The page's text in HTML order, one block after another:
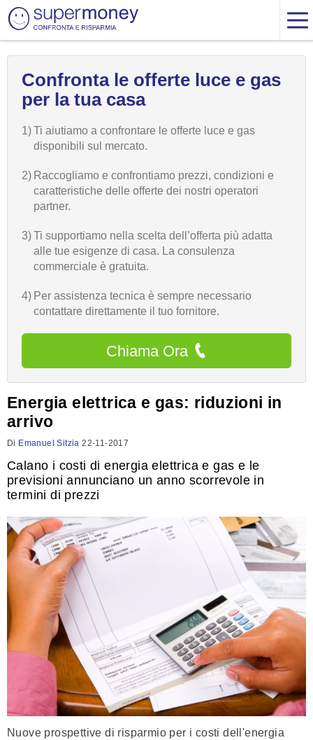
Confronta le offerte luce e gas
per la tua casa
1)Ti aiutiamo a confrontare le offerte luce e gas
disponibili sul mercato.
2) Raccogliamo e confrontiamo prezzi, condizioni e
caratteristiche delle offerte dei nostri operatori
partner.
3)Ti supportiamo nella scelta dell’offerta più adatta
alle tue esigenze di casa. La consulenza
commerciale è gratuita.
4) Per assistenza tecnica è sempre necessario
contattare direttamente il tuo fornitore.
Chiama Ora
Energia elettrica e gas: riduzioni in
arrivo
Di Emanuel Sitzia 22-11-2017
Calano i costi di energia elettrica e gas e le
previsioni annunciano un anno scorrevole in
termini di prezzi
Nuove prospettive di risparmio per i costi dell'energia